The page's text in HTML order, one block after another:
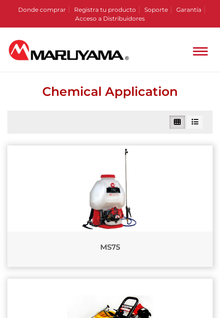
Donde comprar Registra tu producto Soporte
Garantía
Acceso a Distribuidores
Chemical Application
MS75